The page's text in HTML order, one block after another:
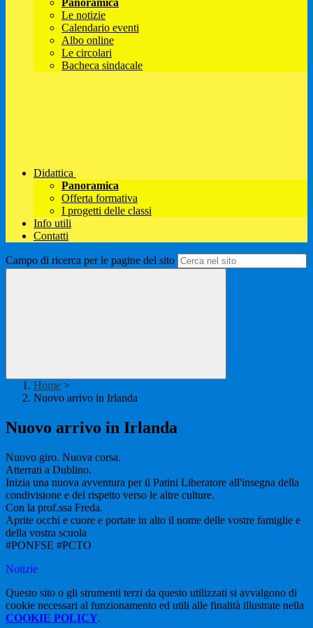
Panoramica
Le notizie
Calendario eventi
Albo online
Le circolari
Bacheca sindacale
Didattica
Panoramica
Offerta formativa
I progetti delle classi
Info utili
Contatti
Campo di ricerca per le pagine del sito
Home >
Nuovo arrivo in Irlanda
Nuovo arrivo in Irlanda
Nuovo giro. Nuova corsa.
Atterrati a Dublino.
Inizia una nuova avventura per il Patini Liberatore all'insegna della
condivisione e del rispetto verso le altre culture.
Con la prof.ssa Freda.
Aprite occhi e cuore e portate in alto il nome delle vostre famiglie e
della vostra scuola
#PONFSE #PCTO
Notizie
Questo sito o gli strumenti terzi da questo utilizzati si avvalgono di
cookie necessari al funzionamento ed utili alle finalità illustrate nella
COOKIE POLICY.